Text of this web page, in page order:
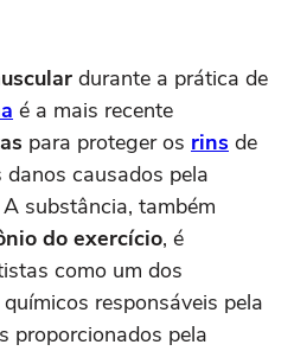
durante a prática de
é a mais recente
para proteger os rins de
causados pela
substância, também
do exercício, é
como um dos
responsáveis pela
proporcionados pela